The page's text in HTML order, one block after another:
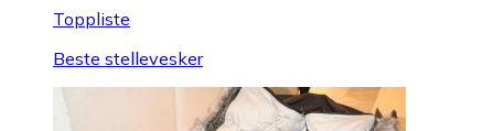
Toppliste
Beste stellevesker